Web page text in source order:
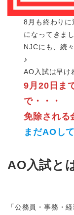
8月も終わりに
になってきまし
NJCにも、続
♪
AO入試は早け
9月20日ま
で・・・
免除される
まだAOし
AO入試と
「公務員・事務・